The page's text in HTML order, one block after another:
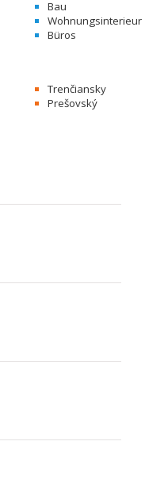
Bau
Wohnungsinterieur
Büros
Trenčiansky
Prešovský